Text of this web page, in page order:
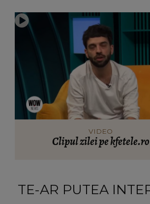
VIDEO
Clipul zilei pe kfetele.ro
TE-AR PUTEA